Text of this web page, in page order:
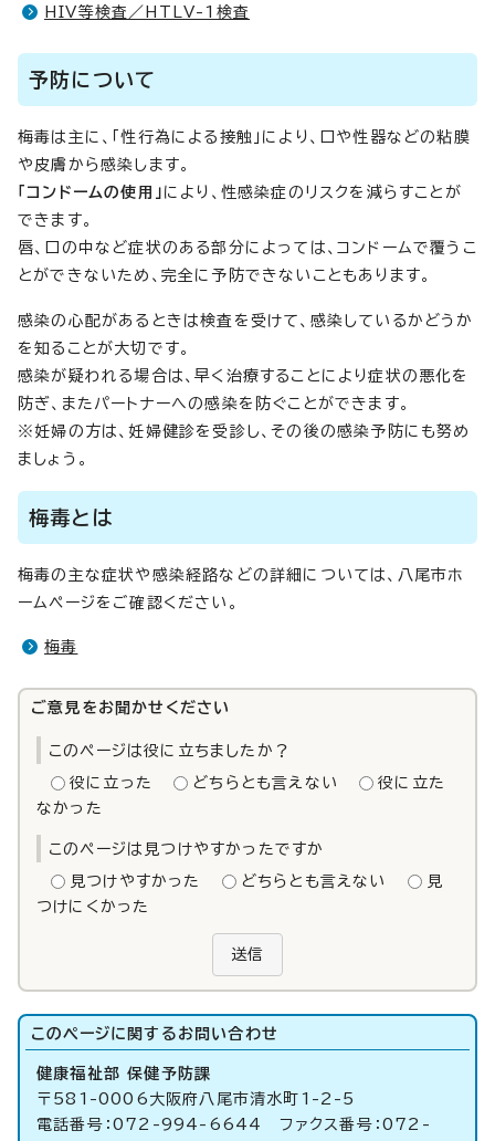
HIV等検査／HTLV-1検査
予防について
梅毒は主に、「性行為による接触」により、口や性器などの粘膜
や皮膚から感染します。
「コンドームの使用」 により、性感染症のリスクを減らすことが
できます。
唇、口の中など症状のある部分によっては、コンドームで覆うこ
とができないため、完全に予防できないこともあります。
感染の心配があるときは検査を受けて、感染しているかどうか
を知ることが大切です。
感染が疑われる場合は、早く治療することにより症状の悪化を
防ぎ、またパートナーへの感染を防ぐことができます。
※妊婦の方は、妊婦健診を受診し、その後の感染予防にも努め
ましょう。
梅毒とは
梅毒の主な症状や感染経路などの詳細については、八尾市ホ
ームページをご確認ください。
梅毒
ご意見をお聞かせください
このページは役に立ちましたか？
役に立った どちらとも言えない
役に立た
なかった
このページは見つけやすかったですか
見つけやすかった どちらとも言えない
見
つけにくかった
送信
このページに関する お問い合わせ
健康福祉部 保健予防課
〒581-0006大阪府八尾市清水町1-2-5
電話番号：072-994-6644 ファクス番号：072-